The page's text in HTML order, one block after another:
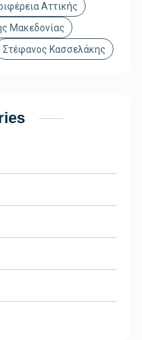
Αττικής
Μακεδονίας
Στέφανος Κασσελάκης